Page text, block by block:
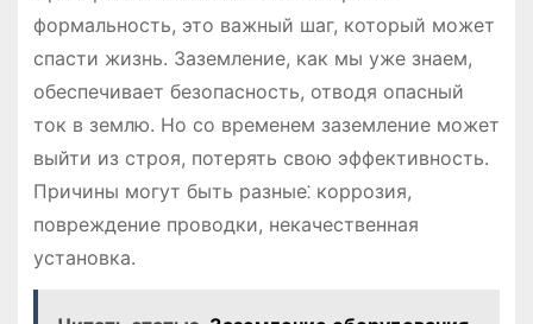
формальность, это важный шаг, который может
спасти жизнь. Заземление, как мы уже знаем,
обеспечивает безопасность, отводя опасный
ток в землю. Но со временем заземление может
выйти из строя, потерять свою эффективность.
Причины могут быть разные⁚ коррозия,
повреждение проводки, некачественная
установка.